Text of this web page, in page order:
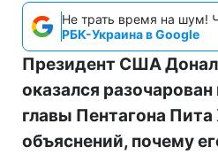
Не трать время на шум!
РБК-Украина в Google
Президент США
оказался
главы Пентагона Пита
объяснений, почему